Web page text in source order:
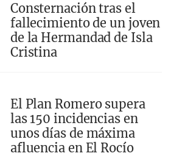
Consternación tras el
fallecimiento de un joven
de la Hermandad de Isla
Cristina
El Plan Romero supera
las 150 incidencias en
unos días de máxima
afluencia en El Rocío